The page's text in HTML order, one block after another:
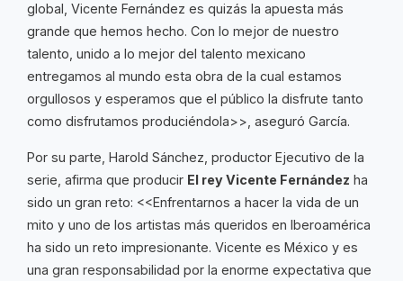
global, Vicente Fernández es quizás la apuesta más
grande que hemos hecho. Con lo mejor de nuestro
talento, unido a lo mejor del talento mexicano
entregamos al mundo esta obra de la cual estamos
orgullosos y esperamos que el público la disfrute tanto
como disfrutamos produciéndola>>, aseguró García.
Por su parte, Harold Sánchez, productor Ejecutivo de la
serie, afirma que producir El rey Vicente Fernández ha
sido un gran reto: <<Enfrentarnos a hacer la vida de un
mito y uno de los artistas más queridos en Iberoamérica
ha sido un reto impresionante. Vicente es México y es
una gran responsabilidad por la enorme expectativa que